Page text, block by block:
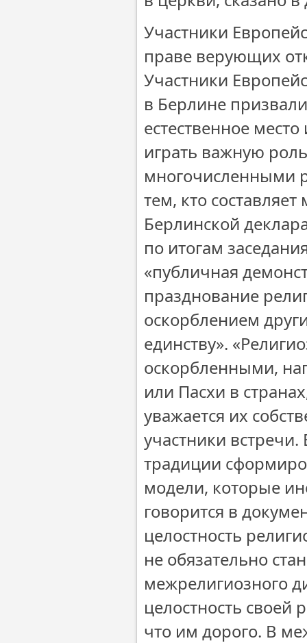
Участники
праве верующих
Участники
в Берлине
естественное
играть важную
многочисленными
тем, кто
Берлинской
по итогам
«публичная
празднование
оскорблением
единству».
оскорбленными,
или Пасхи в
уважается их
участники
традиции
модели, которые
говорится в
целостность
не обязательно
межрелигиозного
целостность своей
что им дорого. В